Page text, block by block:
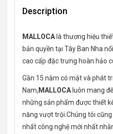
Description
MALLOCA là thương hiệu
bản quyền tại Tây Ban Nha
cao cấp đặc trưng hoàn hảo
Gần 15 năm có mặt và phát
Nam, MALLOCA luôn mang
những sản phẩm được thiết
năng vượt trội.Chúng tôi
nhất công nghệ mới nhất